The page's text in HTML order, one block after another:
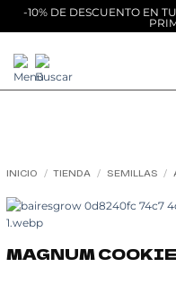
-10% DE DESCUENTO EN
contenido
INICIO / TIENDA / SEMILLAS /
MAGNUM